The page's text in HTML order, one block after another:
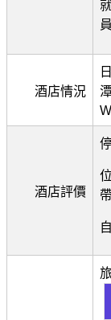
酒店情況
酒店評價